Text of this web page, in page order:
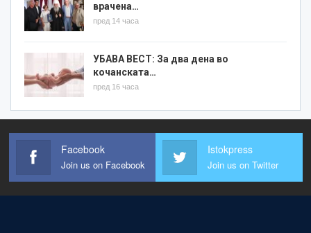
врачена…
пред 14 часа
УБАВА ВЕСТ: За два дена во
кочанската…
пред 16 часа
Facebook
Join us on Facebook
Istokpress
Join us on Twitter